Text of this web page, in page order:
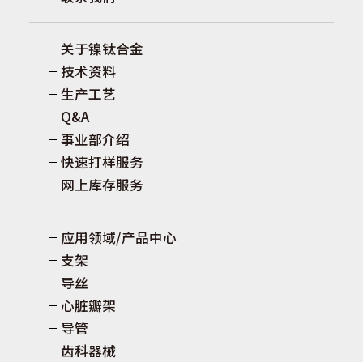
关于镍钛合金
技术资料
生产工艺
Q&A
事业部介绍
快速打样服务
网上库存服务
应用领域/产品中心
支架
导丝
心脏瓣架
导管
齿科器械